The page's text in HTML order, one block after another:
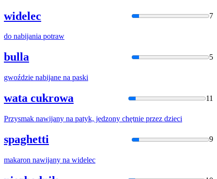
widelec 7
do nabijania potraw
bulla 5
gwoździe nabijane na paski
wata cukrowa 11
Przysmak nawijany na patyk, jedzony chętnie przez dzieci
spaghetti 9
makaron nawijany na widelec